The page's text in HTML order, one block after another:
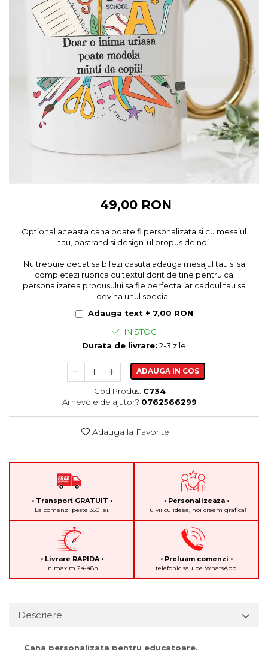
Body bebelusi personalizate
Perne personalizate
Plusuri personalizate
Agende personalizate
Etichete pentru sticla de vin
Cadouri Personalizate Unice
Sorturi Personalizate
Cadouri pentru Doctori
Cadouri Pensionare
Cadouri Profesori
49,00 RON
Optional aceasta cana poate fi personalizata si cu mesajul
tau, pastrand si design-ul propus de noi.
Nu trebuie decat sa bifezi casuta adauga mesajul tau si sa
completezi rubrica cu textul dorit de tine pentru ca
personalizarea produsului sa fie perfecta iar cadoul tau sa
devina unul special.
Adauga text + 7,00 RON
IN STOC
Durata de livrare: 2-3 zile
ADAUGA IN COS
Cod Produs: C734
Ai nevoie de ajutor? 0762566299
Adauga la Favorite
• Transport GRATUIT •
La comenzi peste 350 lei.
• Personalizeaza •
Tu vii cu ideea, noi creem grafica!
• Livrare RAPIDA •
In maxim 24-48h
• Preluam comenzi •
telefonic sau pe WhatsApp.
Descriere
Cana personalizata pentru educatoare,